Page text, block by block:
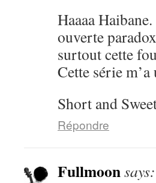
Haaaa
ouverte
surtout cette
Cette série
Short and
Répondre
Fullmoonsays: